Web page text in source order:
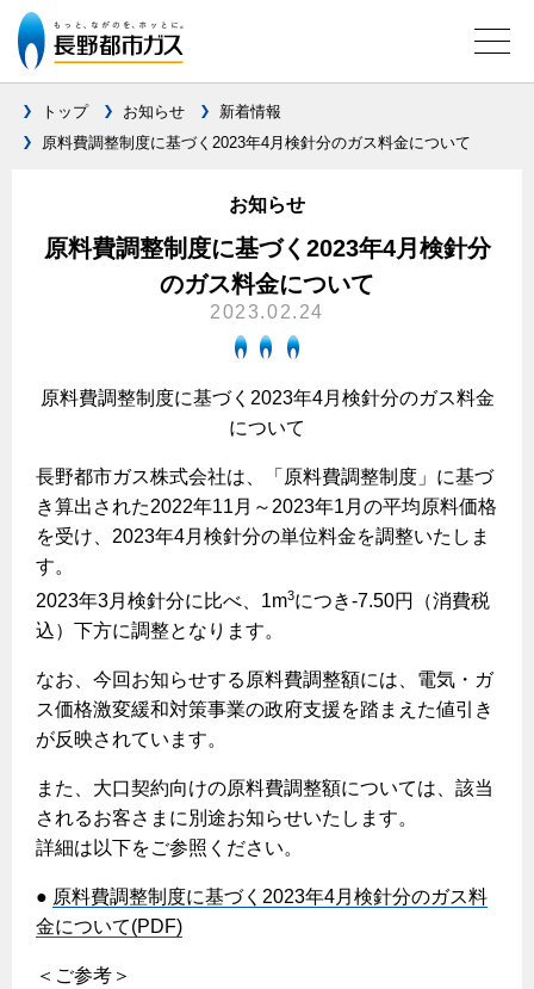
料金表
ご請求とお支払いについて
口座振替によるお支払い
クレジットカードによるお支払い
払込書による窓口でのお支払い
検針について
原料費調整制度について
こんなときは
ガスくさいとき・警報器が鳴ったとき
ガスが出ないとき
ガスメーターの復帰方法
地震のとき
設備別に比較する
ガスコンロとIHクッキングヒーターの比較
調理性
ガス給湯器とエコキュートの比較
快適性
経済性
ライフスタイルの変化に対応するエコジョーズ
ガス・電気併用住宅とオール電化住宅の比較
ライフステージ別に比較する
20代
30代
40代～50代
オススメの商品一覧
グリル活用法
コンロの取替えは
レンジフード
オーブン・炊飯器
オーブン
炊飯器
警報器
キッチンをリフォーム
サニタリーをリフォーム
その他をリフォーム
リフォーム事例紹介
3つのあんしん宣言
テレビCM
スタッフ
リフォームの流れ
補助金について
リフォームのお知らせ
長野都市ガスのでんきのポイント
電気料金 長野都市ガスでんきプラン
都市ガスでんき 従量電灯Ｂ
都市ガスでんき 従量電灯Ｃ
電気料金の計算について
ご請求とお支払い
約款
電気料金のシミュレーション
ご契約・お手続き
お申込み
Chef Ropia's JOYFUL CUISINE
ヤミーのレシピ帖
食育活動について
料理教室レンタル
法人のお客様へ
お問合わせ・資料請求
情報誌 企業情報
トップ お知らせ
新着情報
原料費調整制度に基づく2023年4月検針分のガス料金について
お知らせ
原料費調整制度に基づく2023年4月検針分
のガス料金について
2023.02.24
原料費調整制度に基づく2023年4月検針分のガス料金
について
長野都市ガス株式会社は、「原料費調整制度」に基づ
き算出された2022年11月～2023年1月の平均原料価格
を受け、2023年4月検針分の単位料金を調整いたしま
す。
2023年3月検針分に比べ、1m3につき-7.50円（消費税
込）下方に調整となります。
なお、今回お知らせする原料費調整額には、電気・ガ
ス価格激変緩和対策事業の政府支援を踏まえた値引き
が反映されています。
また、大口契約向けの原料費調整額については、該当
されるお客さまに別途お知らせいたします。
詳細は以下をご参照ください。
● 原料費調整制度に基づく2023年4月検針分のガス料
金について(PDF)
＜ご参考＞